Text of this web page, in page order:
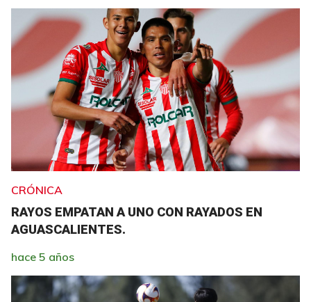
CRÓNICA
RAYOS EMPATAN A UNO CON RAYADOS EN
AGUASCALIENTES.
hace 5 años